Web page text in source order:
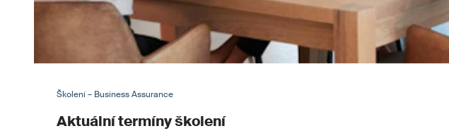
Školení – Business Assurance
Aktuální termíny školení